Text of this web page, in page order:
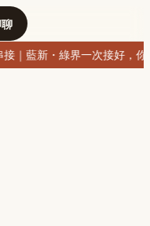
藍新・綠界一次接好，你